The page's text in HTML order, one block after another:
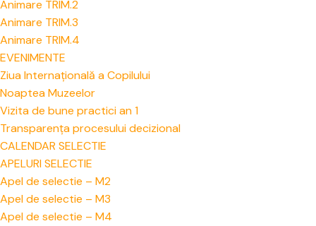
Animare TRIM.2
Animare TRIM.3
Animare TRIM.4
EVENIMENTE
Ziua Internațională a Copilului
Noaptea Muzeelor
Vizita de bune practici an 1
Transparența procesului decizional
CALENDAR SELECTIE
APELURI SELECTIE
Apel de selectie – M2
Apel de selectie – M3
Apel de selectie – M4